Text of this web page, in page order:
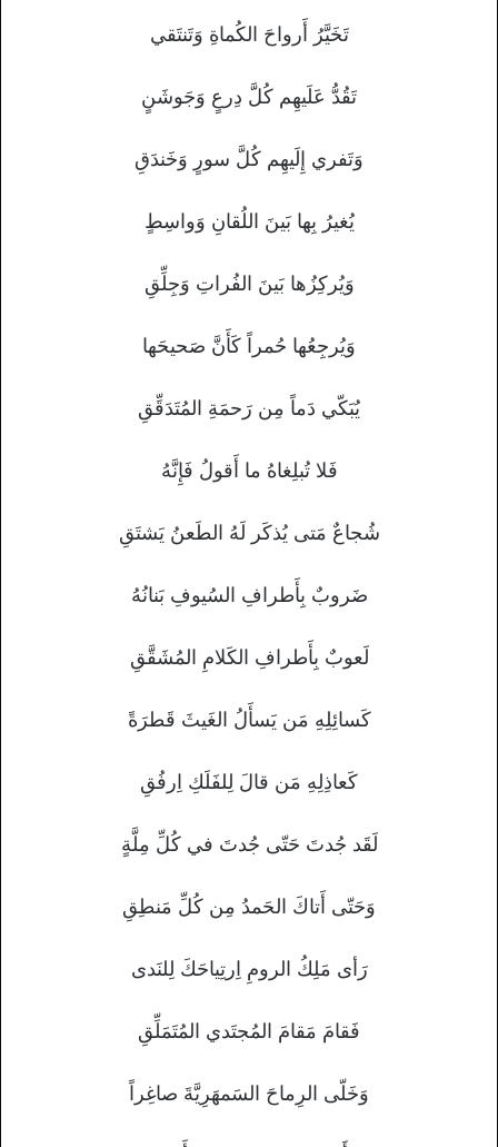
تَخَيَّرُ أَرواحَ الكُماةِ وَتَنتَقي
تَقُدُّ عَلَيهِم كُلَّ دِرعٍ وَجَوشَنٍ
وَتَفري إِلَيهِم كُلَّ سورٍ وَخَندَقِ
يُغيرُ بِها بَينَ اللُقانِ وَواسِطٍ
وَيُركِزُها بَينَ الفُراتِ وَجِلِّقِ
وَيُرجِعُها حُمراً كَأَنَّ صَحيحَها
يُبَكّي دَماً مِن رَحمَةِ المُتَدَقِّقِ
فَلا تُبلِغاهُ ما أَقولُ فَإِنَّهُ
شُجاعٌ مَتى يُذكَر لَهُ الطَعنُ يَشتَقِ
ضَروبٌ بِأَطرافِ السُيوفِ بَنانُهُ
لَعوبٌ بِأَطرافِ الكَلامِ المُشَقَّقِ
كَسائِلِهِ مَن يَسأَلُ الغَيثَ قَطرَةً
كَعاذِلِهِ مَن قالَ لِلفَلَكِ اِرفُقِ
لَقَد جُدتَ حَتّى جُدتَ في كُلِّ مِلَّةٍ
وَحَتّى أَتاكَ الحَمدُ مِن كُلِّ مَنطِقِ
رَأى مَلِكُ الرومِ اِرتِياحَكَ لِلنَدى
فَقامَ مَقامَ المُجتَدي المُتَمَلِّقِ
وَخَلّى الرِماحَ السَمهَرِيَّةَ صاغِراً